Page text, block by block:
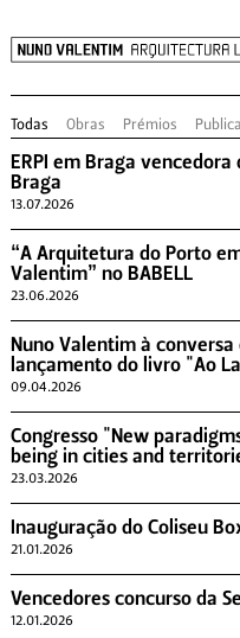
Todas Obras Prémios
ERPI em Braga
Braga
13.07.2026
“A Arquitetura do Porto
Valentim” no BABELL
23.06.2026
Nuno Valentim à
lançamento do livro "Ao
09.04.2026
Congresso "New
being in cities and
23.03.2026
Inauguração do Coliseu
21.01.2026
Vencedores concurso da
12.01.2026